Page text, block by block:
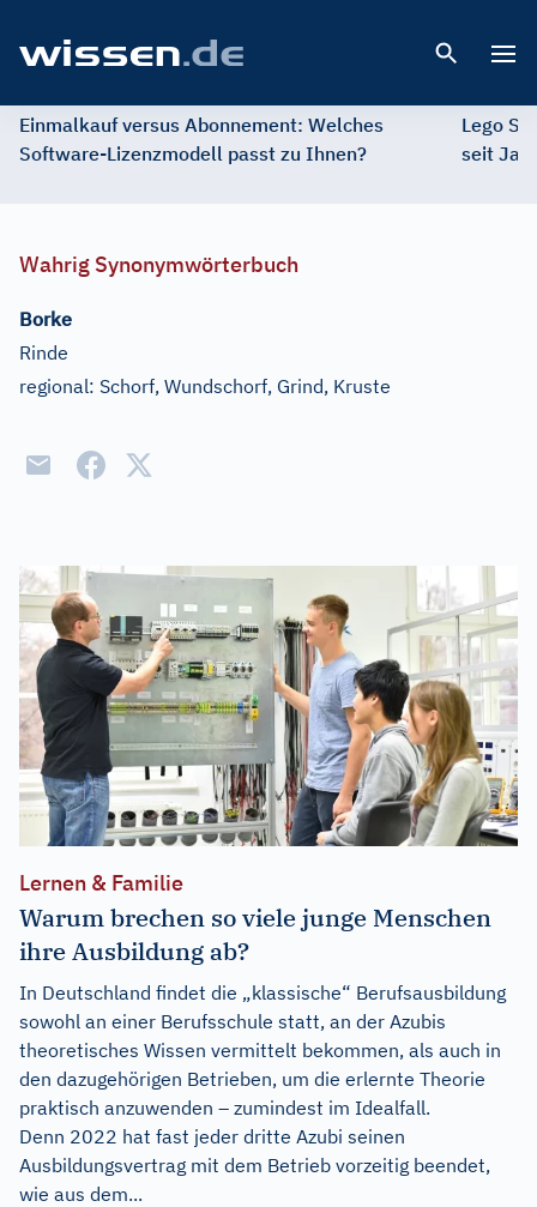
Einmalkauf versus Abonnement: Welches
Software-Lizenzmodell passt zu Ihnen?
Lego
seit
Wahrig Synonymwörterbuch
Borke
Rinde
regional: Schorf, Wundschorf, Grind, Kruste
Lernen & Familie
Warum brechen so viele junge Menschen
ihre Ausbildung ab?
In Deutschland findet die „klassische“ Berufsausbildung
sowohl an einer Berufsschule statt, an der Azubis
theoretisches Wissen vermittelt bekommen, als auch in
den dazugehörigen Betrieben, um die erlernte Theorie
praktisch anzuwenden – zumindest im Idealfall.
Denn 2022 hat fast jeder dritte Azubi seinen
Ausbildungsvertrag mit dem Betrieb vorzeitig beendet,
wie aus dem...